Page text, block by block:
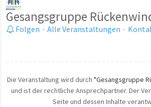
Gesangsgruppe
Folgen · Alle Veranstaltungen ·
Die Veranstaltung wird durch "Gesangsgruppe
und ist der rechtliche Ansprechpartner. Der
Seite und dessen Inhalte